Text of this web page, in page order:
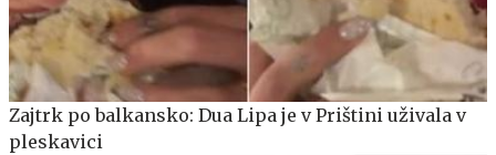
Zajtrk po balkansko: Dua Lipa je v Prištini uživala v
pleskavici